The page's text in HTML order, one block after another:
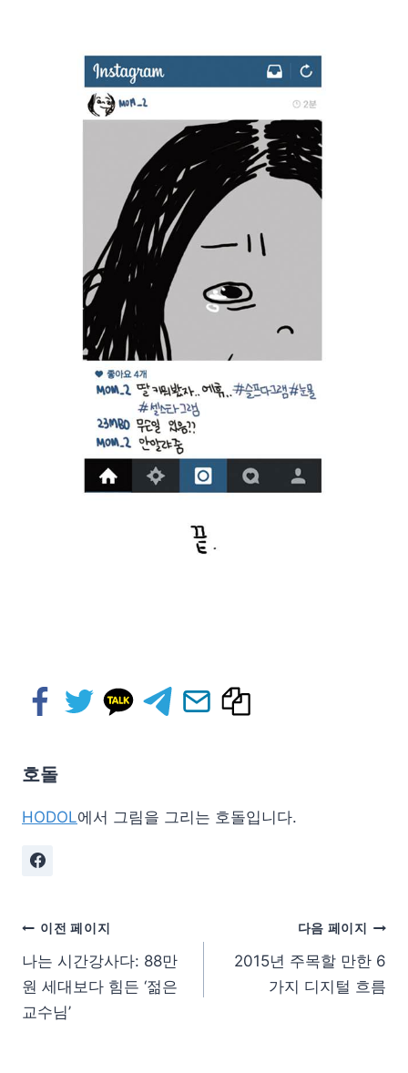
호돌
HODOL에서 그림을 그리는 호돌입니다.
이전 페이지
나는 시간강사다: 88만
원 세대보다 힘든 ‘젊은
교수님’
다음 페이지
2015년 주목할 만한 6
가지 디지털 흐름